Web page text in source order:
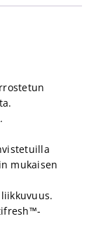
mukaisen
™-